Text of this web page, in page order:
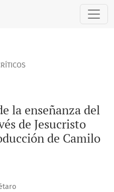
del teatro musical a
la enseñanza del
de Jesucristo
de Camilo